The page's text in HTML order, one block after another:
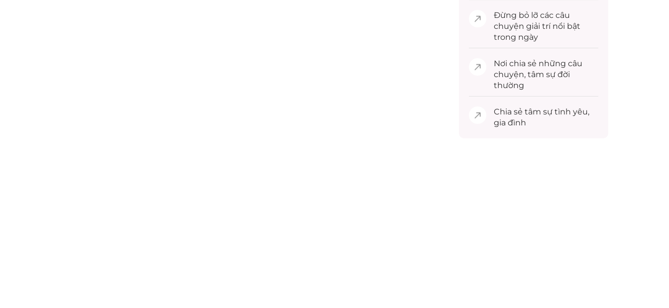
Đừng bỏ lỡ các câu
chuyện giải trínổi bật
trong ngày
Nơi chia sẻ những câu
chuyện, tâm sự đời
thường
Chia sẻ tâm sự tình yêu,
gia đình